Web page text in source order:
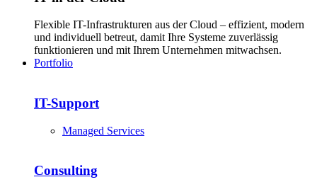
Flexible IT-Infrastrukturen aus der Cloud – effizient, modern
und individuell betreut, damit Ihre Systeme zuverlässig
funktionieren und mit Ihrem Unternehmen mitwachsen.
Portfolio
IT-Support
Managed Services
Consulting